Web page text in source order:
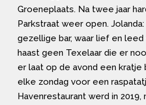
Groeneplaats. Na twee jaar
Parkstraat weer open. Jolanda:
gezellige bar, waar lief en leed
haast geen Texelaar die er
er laat op de avond een kratje
elke zondag voor een
Havenrestaurant werd in 2019,